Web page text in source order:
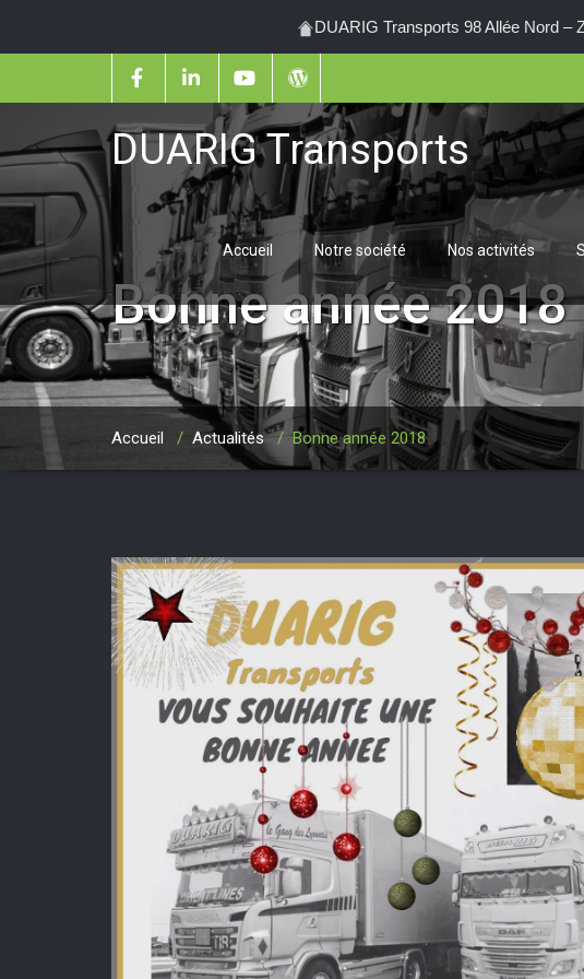
DUARIG Transports 98 Allée Nord –
DUARIG Transports
Accueil Notre société Nos activités
Bonne année 2018
Accueil / Actualités/Bonne année 2018